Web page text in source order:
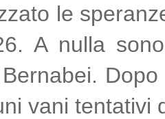
le
A nulla
vani tentativi